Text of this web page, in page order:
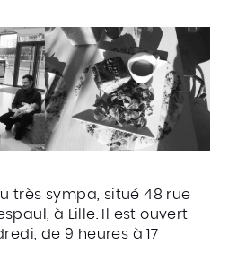
très sympa, situé 48 rue
à Lille. Il est ouvert
de 9 heures à 17